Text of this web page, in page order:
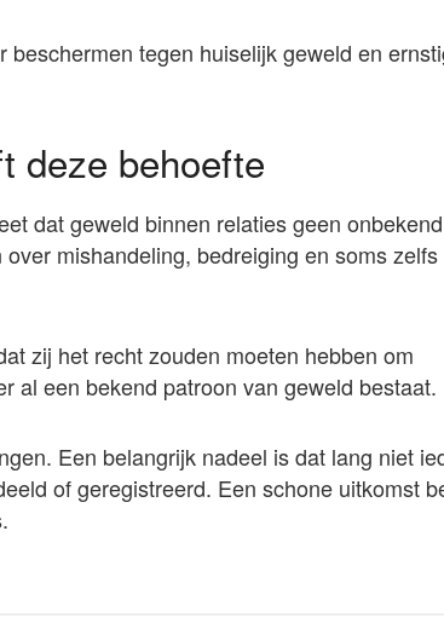
tegen huiselijk geweld en
deze behoefte
dat geweld binnen relaties geen
mishandeling, bedreiging en soms
zij het recht zouden moeten hebben om
al een bekend patroon van geweld bestaat.
Een belangrijk nadeel is dat lang niet
of geregistreerd. Een schone uitkomst